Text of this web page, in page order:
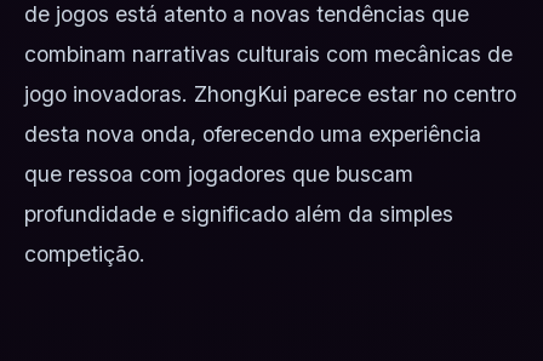
de jogos está atento a novas tendências que
combinam narrativas culturais com mecânicas de
jogo inovadoras. ZhongKui parece estar no centro
desta nova onda, oferecendo uma experiência
que ressoa com jogadores que buscam
profundidade e significado além da simples
competição.